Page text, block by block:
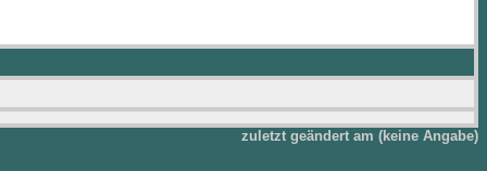
zuletzt geändert am (keine Angabe)